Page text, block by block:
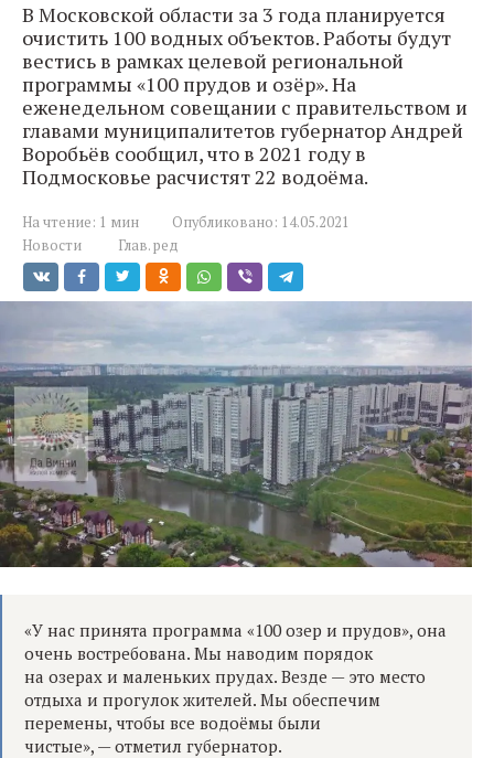
В Московской области за 3 года планируется
очистить 100 водных объектов. Работы будут
вестись в рамках целевой региональной
программы «100 прудов и озёр». На
еженедельном совещании с правительством и
главами муниципалитетов губернатор Андрей
Воробьёв сообщил, что в 2021 году в
Подмосковье расчистят 22 водоёма.
На чтение: 1 мин Опубликовано: 14.05.2021
Новости
Глав. ред
«У нас принята программа «100 озер и прудов», она
очень востребована. Мы наводим порядок
на озерах и маленьких прудах. Везде — это место
отдыха и прогулок жителей. Мы обеспечим
перемены, чтобы все водоёмы были
чистые», — отметил губернатор.